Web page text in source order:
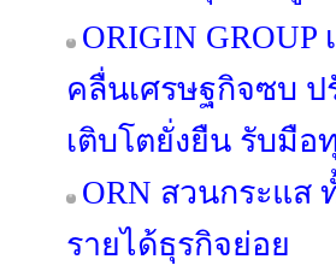
ORIGIN
คลื่นเศรษฐกิจซบ
เติบโตยั่งยืน รับมือ
ORN สวนกระแส
รายได้ธุรกิจย่อย